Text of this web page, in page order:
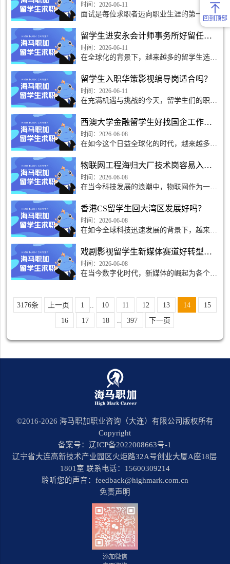
时间：2026-06-11
面试是每位求职者迈向职业生涯的第一步，
尤其对于留学生来说，面对腾讯和阿里这样
的顶尖企业，准备工作显得尤为重要。在这
个瞬息万变的科技
留学生进安永会计师事务所好留任吗？
时间：2026-06-11
在全球化的背景下，越来越多的留学生选择
发展自己的职业生涯。然而，进入这样一家
公司后，留任的机
留学生入职华策影视编导岗适合吗？
时间：2026-06-11
在充满机遇与挑战的今天，留学生们的职业
华策影视编导岗位时，许多人都会产生疑
问：这个岗位是否适
西澳大学金融留学生好找国企工作吗？
时间：2026-06-08
在如今这个日益全球化的时代，越来越多的
优质的教育体系和丰富的学术资源，成为了
许多金融专业留学
物联网工程海归大厂技术岗容易入职吗？
时间：2026-06-08
在当今科技发展的浪潮中，物联网作为一项
泛关注。尤其是那些从海外归来的优秀人
才，常常被视为行业
香港CS留学生回大湾区发展好吗？
时间：2026-06-08
在如今全球科技迅速发展的背景下，越来越
专业的学生逐渐成为亮眼的存在。许多香港
的计算机科学留学
戏剧影视留学生新媒体赛道好转型吗？
时间：2026-06-08
在当今数字化时代，新媒体的崛起为各个行
活力和创造力的赛道
3176条
上一页 1 .. 10 11 12 13 14
15
16
17 18 .. 397 下一页
©2016-2026 海马职加职业咨询（大连）有限公司版权所有
Copyright
备案号：辽ICP备2022008663号-1
辽宁省大连高新技术产业园区火炬路32A号创业大厦A座18层
1801室 联系电话：15600309214
聆听您的声音：feedback@highmark.com.cn
免责声明
添加微信
回到顶部